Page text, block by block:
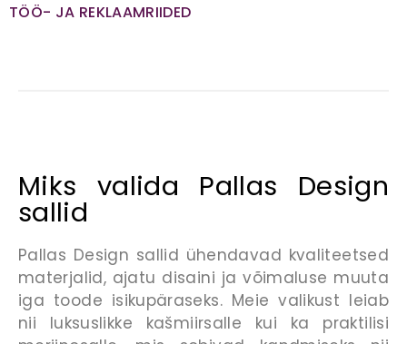
TÖÖ- JA REKLAAMRIIDED
Miks valida Pallas Design
sallid
Pallas Design sallid ühendavad kvaliteetsed
materjalid, ajatu disaini ja võimaluse muuta
iga toode isikupäraseks. Meie valikust leiab
nii luksuslikke kašmiirsalle kui ka praktilisi